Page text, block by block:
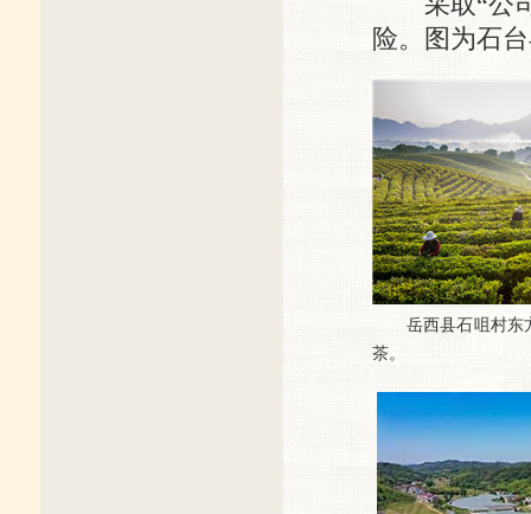
险。图为石
岳西县石咀村东
茶。